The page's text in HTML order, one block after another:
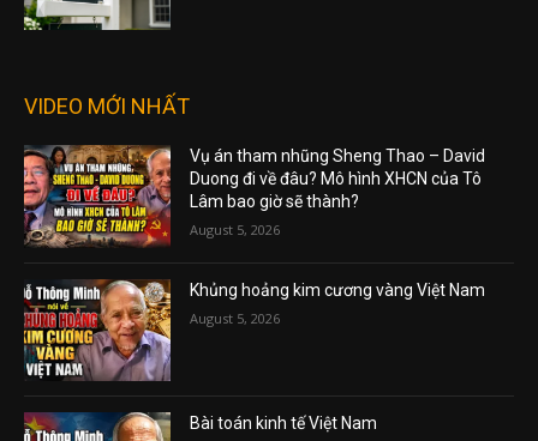
VIDEO MỚI NHẤT
Vụ án tham nhũng Sheng Thao – David
Duong đi về đâu? Mô hình XHCN của Tô
Lâm bao giờ sẽ thành?
August 5, 2026
Khủng hoảng kim cương vàng Việt Nam
August 5, 2026
Bài toán kinh tế Việt Nam